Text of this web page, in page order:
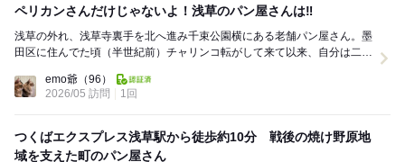
ペリカンさんだけじゃないよ！浅草のパン屋さんは‼︎
浅草の外れ、浅草寺裏手を北へ進み千束公園横にある老舗パン屋さん。墨
田区に住んでた頃（半世紀前）チャリンコ転がして来て以来、自分は二度
emo爺 （96）
2026/05 訪問
1回
つくばエクスプレス浅草駅から徒歩約10分 戦後の焼け野原地
域を支えた町のパン屋さん